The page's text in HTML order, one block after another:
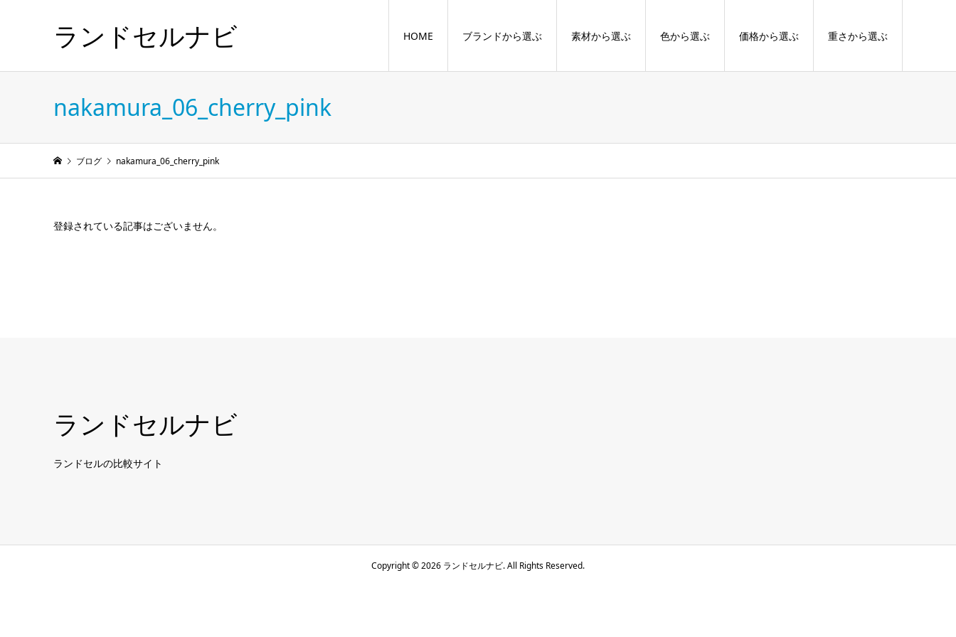
ランドセルナビ HOME ブランドから選ぶ 素材から選ぶ 色から選ぶ 価格から選ぶ 重さから選ぶ
nakamura_06_cherry_pink
ブログ nakamura_06_cherry_pink
登録されている記事はございません。
ランドセルナビ
ランドセルの比較サイト
Copyright ©2026 ランドセルナビ. All Rights Reserved.